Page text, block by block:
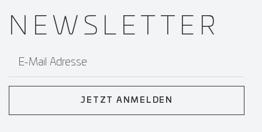
NEWS­ LETTER
E-Mail Adresse
JETZT ANMELDEN